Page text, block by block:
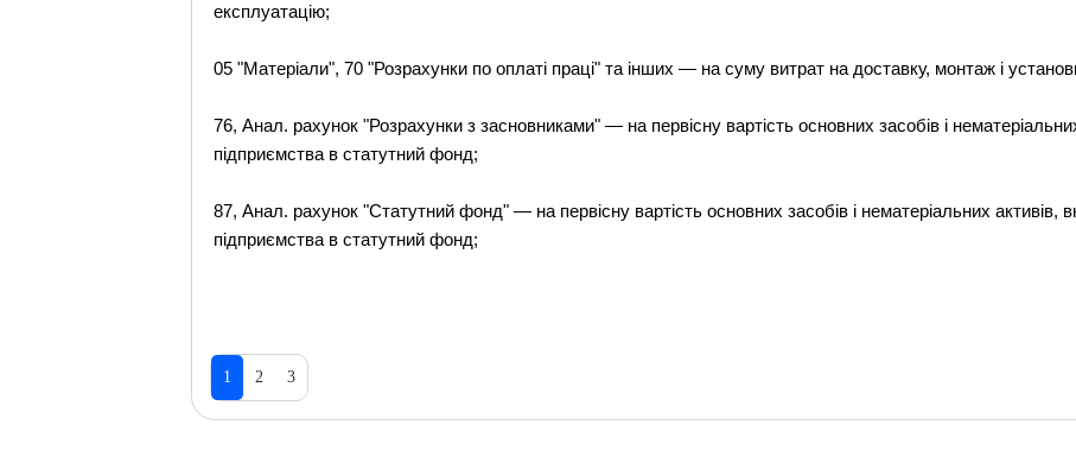
експлуатацію;
05 "Матеріали", 70 "Розрахунки по оплаті праці" та інших — на суму витрат на доставку, монтаж і
76, Анал. рахунок "Розрахунки з засновниками" — на первісну вартість основних засобів і
підприємства в статутний фонд;
87, Анал. рахунок "Статутний фонд" — на первісну вартість основних засобів і нематеріальних активів,
підприємства в статутний фонд;
1 2 3